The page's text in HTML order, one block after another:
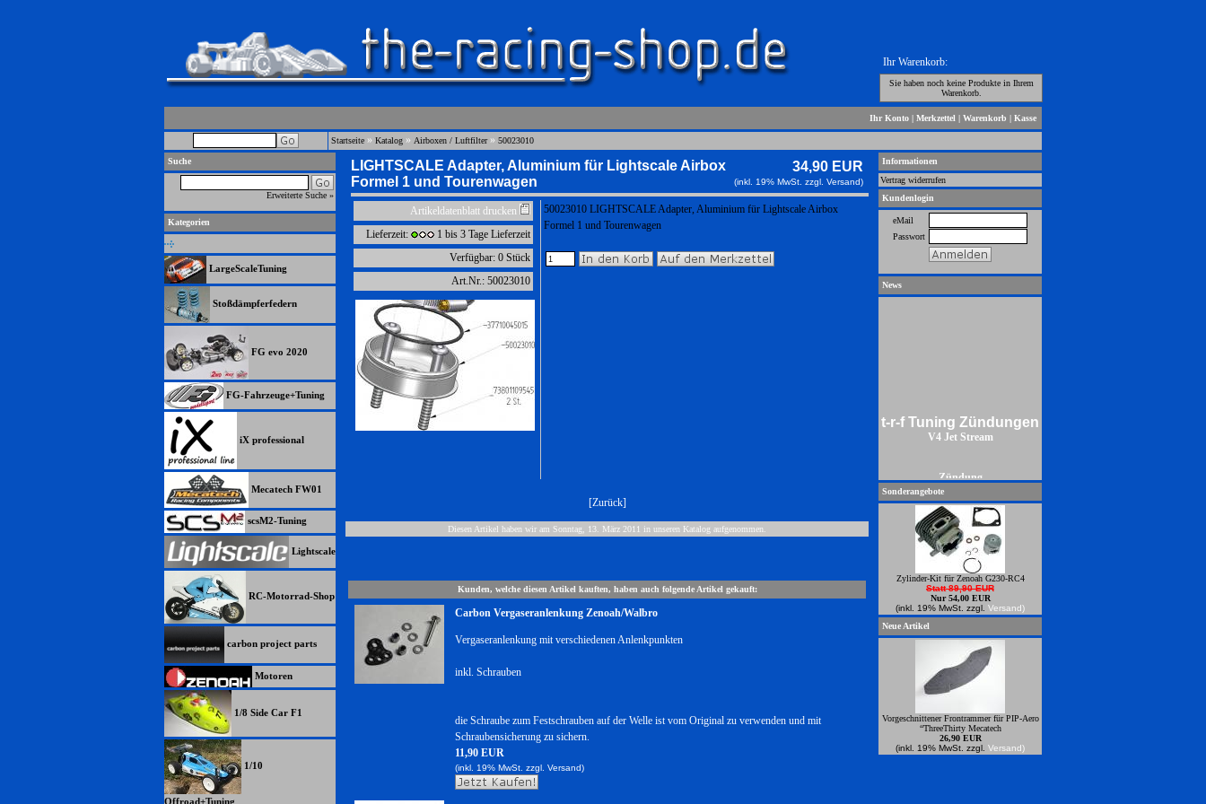
Ihr Warenkorb:
Sie haben noch keine Produkte in Ihrem
Warenkorb.
Ihr Konto | Merkzettel | Warenkorb | Kasse
Startseite » Katalog » Airboxen / Luftfilter» 50023010
Suche
Erweiterte Suche »
Kategorien
LargeScaleTuning
Stoßdämpferfedern
FG evo 2020
FG-Fahrzeuge+Tuning
iX professional
Mecatech FW01
scsM2-Tuning
Lightscale
RC-Motorrad-Shop
carbon project parts
Motoren
1/8 Side Car F1
1/10
Offroad+Tuning
LIGHTSCALE Adapter, Aluminium für Lightscale Airbox
Formel 1 und Tourenwagen
34,90 EUR
(inkl. 19% MwSt. zzgl. Versand)
Artikeldatenblatt drucken
Lieferzeit:
1 bis 3 Tage Lieferzeit
Verfügbar: 0 Stück
Art.Nr.: 50023010
50023010 LIGHTSCALE Adapter, Aluminium für Lightscale Airbox
Formel 1 und Tourenwagen
[Zurück]
Diesen Artikel haben wir am Sonntag, 13. März 2011 in unseren Katalog aufgenommen.
Kunden, welche diesen Artikel kauften, haben auch folgende Artikel gekauft:
Carbon Vergaseranlenkung Zenoah/Walbro
Vergaseranlenkung mit verschiedenen Anlenkpunkten
inkl. Schrauben
die Schraube zum Festschrauben auf der Welle ist vom Original zu verwenden und mit
Schraubensicherung zu sichern.
11,90 EUR
(inkl. 19% MwSt. zzgl. Versand)
Informationen
Vertrag widerrufen
Kundenlogin
eMail
Passwort
News
t-r-f Tuning Zündungen
V4 Jet Stream
Zündung
Sonderangebote
Zylinder-Kit für Zenoah G230-RC4
Statt 89,90 EUR
Nur 54,00 EUR
(inkl. 19% MwSt. zzgl. Versand)
Neue Artikel
Vorgeschnittener Frontrammer für PIP-Aero
“ThreeThirty Mecatech
26,90 EUR
(inkl. 19% MwSt. zzgl. Versand)